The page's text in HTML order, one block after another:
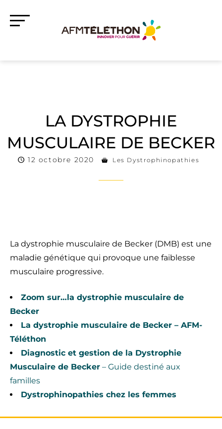
LA DYSTROPHIE
MUSCULAIRE DE BECKER
12 octobre 2020 Les Dystrophinopathies
La dystrophie musculaire de Becker (DMB) est une
maladie génétique qui provoque une faiblesse
musculaire progressive.
Zoom sur…la dystrophie musculaire de
Becker
La dystrophie musculaire de Becker – AFM-
Téléthon
Diagnostic et gestion de la Dystrophie
Musculaire de Becker – Guide destiné aux
familles
Dystrophinopathies chez les femmes